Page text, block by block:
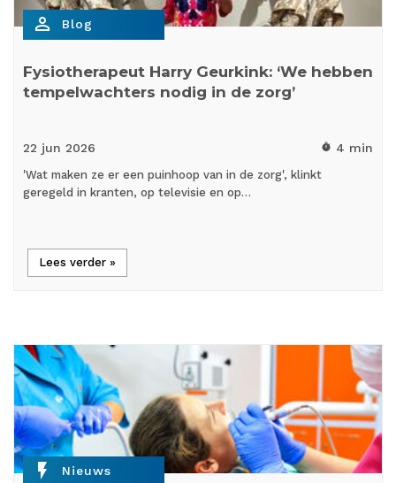
person_outline Blog
Fysiotherapeut Harry Geurkink: ‘We hebben
tempelwachters nodig in de zorg’
22 jun 2026 timer 4 min
'Wat maken ze er een puinhoop van in de zorg', klinkt
geregeld in kranten, op televisie en op…
Lees verder »
flash_on Nieuws